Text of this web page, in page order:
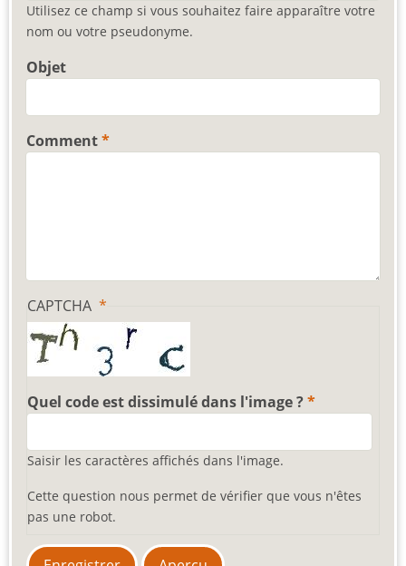
Utilisez ce champ si vous souhaitez faire apparaître votre
nom ou votre pseudonyme.
Objet
Comment
CAPTCHA
Quel code est dissimulé dans l'image ?
Saisir les caractères affichés dans l'image.
Cette question nous permet de vérifier que vous n'êtes
pas une robot.